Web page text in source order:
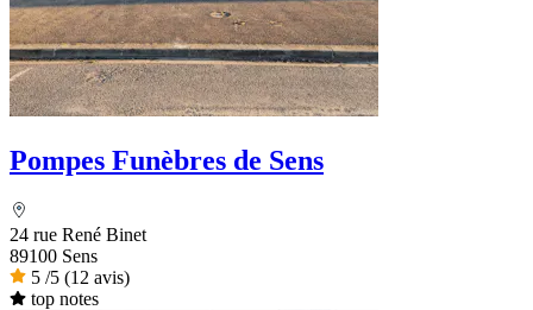
Pompes Funèbres de Sens
24 rue René Binet
89100 Sens
5 /5 (12 avis)
top notes